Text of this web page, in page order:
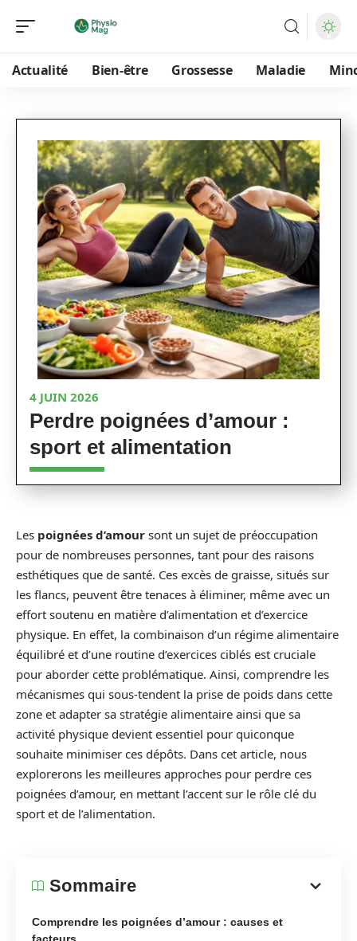
Actualité Bien-être Grossesse Maladie
4 JUIN 2026
Perdre poignées d’amour :
sport et alimentation
Les poignées d’amour sont un sujet de préoccupation
pour de nombreuses personnes, tant pour des raisons
esthétiques que de santé. Ces excès de graisse, situés sur
les flancs, peuvent être tenaces à éliminer, même avec un
effort soutenu en matière d’alimentation et d’exercice
physique. En effet, la combinaison d’un régime alimentaire
équilibré et d’une routine d’exercices ciblés est cruciale
pour aborder cette problématique. Ainsi, comprendre les
mécanismes qui sous-tendent la prise de poids dans cette
zone et adapter sa stratégie alimentaire ainsi que sa
activité physique devient essentiel pour quiconque
souhaite minimiser ces dépôts. Dans cet article, nous
explorerons les meilleures approches pour perdre ces
poignées d’amour, en mettant l’accent sur le rôle clé du
sport et de l’alimentation.
Sommaire
Comprendre les poignées d’amour : causes et
facteurs